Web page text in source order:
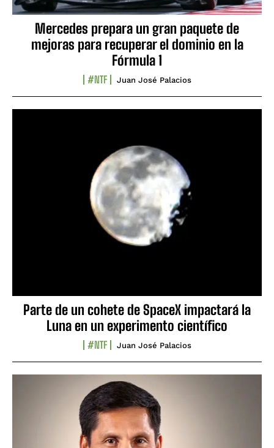
Mercedes prepara un gran paquete de
mejoras para recuperar el dominio en la
Fórmula 1
#NTF Juan José Palacios
Parte de un cohete de SpaceX impactará la
Luna en un experimento científico
#NTF Juan José Palacios